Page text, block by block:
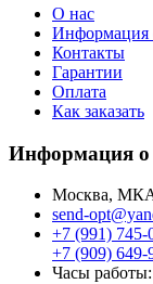
О нас
Информация
Контакты
Гарантии
Оплата
Как заказать
Информация о
Москва,
send-
+7 (991) 745-
+7 (909) 649-
Часы